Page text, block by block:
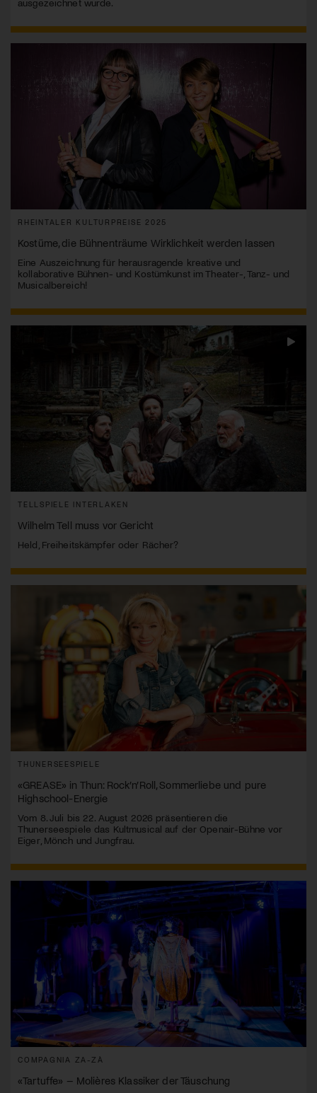
ausgezeichnet wurde.
RHEINTALER KULTURPREISE 2025
Kostüme, die Bühnenträume Wirklichkeit werden lassen
Eine Auszeichnung für herausragende kreative und
kollaborative Bühnen- und Kostümkunst im Theater-, Tanz- und
Musicalbereich!
TELLSPIELE INTERLAKEN
Wilhelm Tell muss vor Gericht
Held, Freiheitskämpfer oder Rächer?
THUNERSEESPIELE
«GREASE» in Thun: Rock’n’Roll, Sommerliebe und pure
Highschool-Energie
Vom 8. Juli bis 22. August 2026 präsentieren die
Thunerseespiele das Kultmusical auf der Openair-Bühne vor
Eiger, Mönch und Jungfrau.
COMPAGNIA ZA-ZÀ
«Tartuffe» – Molières Klassiker der Täuschung